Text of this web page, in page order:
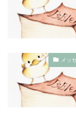
メッ